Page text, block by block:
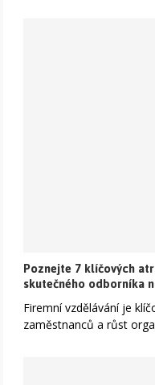
Poznejte 7 klíčových
skutečného odborníka
Firemní vzdělávání je
zaměstnanců a růst